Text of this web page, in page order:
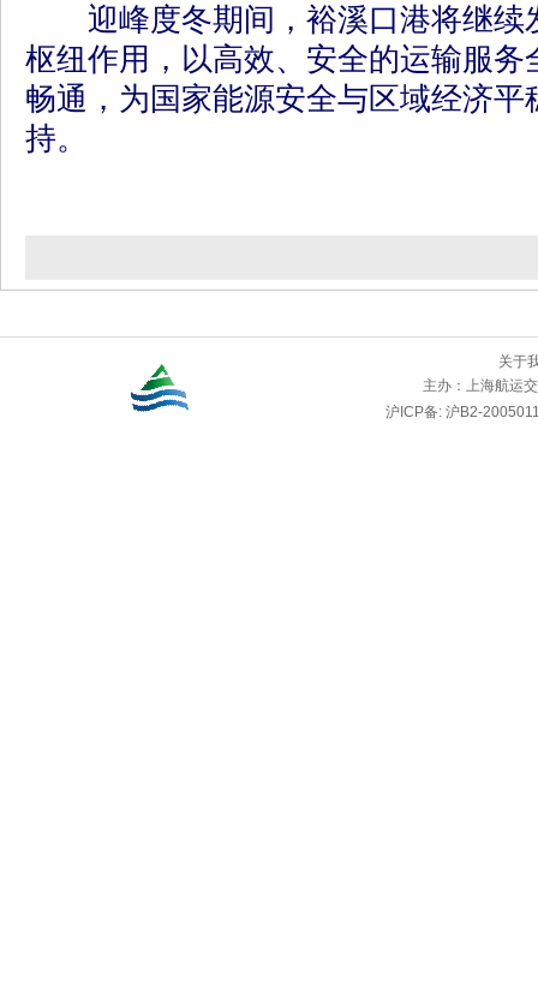
迎峰度冬期间，裕溪口港将继续
枢纽作用，以高效、安全的运输服务
畅通，为国家能源安全与区域经济平
持。
关于
主办： 上海航运
沪ICP备: 沪B2-